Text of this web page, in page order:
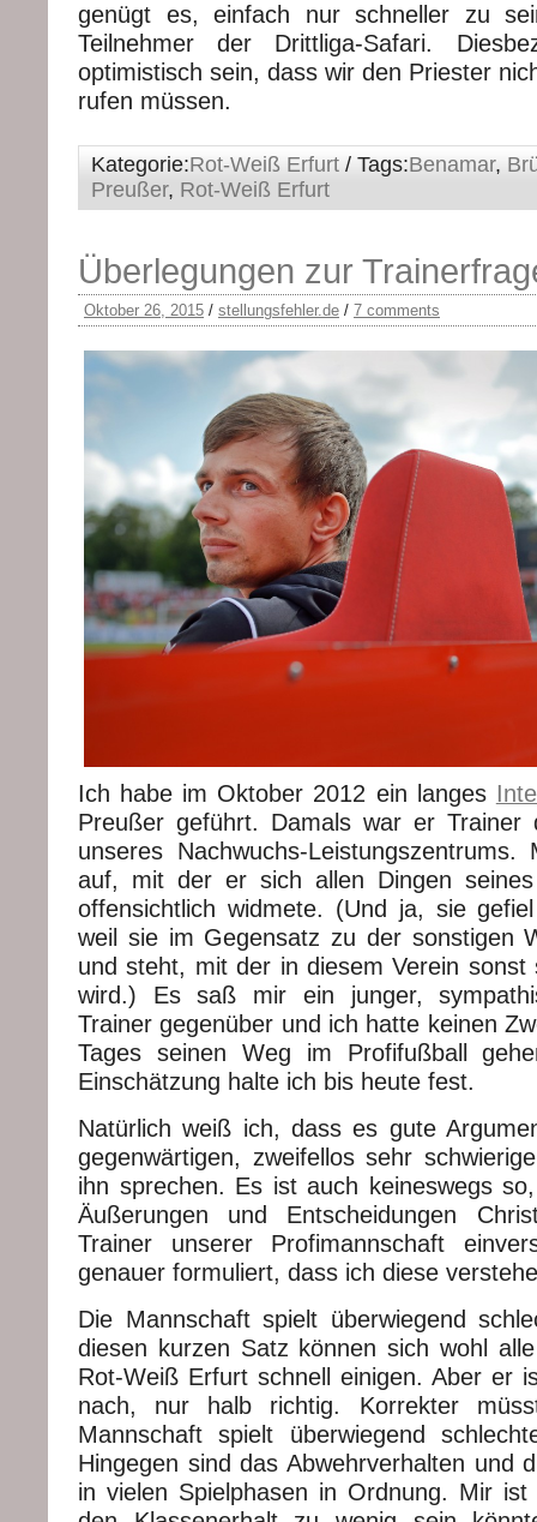
genügt es, einfach nur schneller zu
Teilnehmer der Drittliga-Safari.
optimistisch sein, dass wir den Priester
rufen müssen.
Kategorie:Rot-Weiß Erfurt / Tags:Benamar,
Preußer, Rot-Weiß Erfurt
Überlegungen zur
Oktober 26, 2015 / stellungsfehler.de / 7 comments
Ich habe im Oktober 2012 ein langes
Preußer geführt. Damals war er Trainer
unseres Nachwuchs-
auf, mit der er sich allen Dingen seines
offensichtlich widmete. (Und ja, sie
weil sie im Gegensatz zu der sonstigen
und steht, mit der in diesem Verein sonst
wird.) Es saß mir ein junger,
Trainer gegenüber und ich hatte keinen
Tages seinen Weg im Profifußball
Einschätzung halte ich bis heute fest.
Natürlich weiß ich, dass es gute
gegenwärtigen, zweifellos sehr
ihn sprechen. Es ist auch keineswegs
Äußerungen und Entscheidungen
Trainer unserer Profimannschaft
genauer formuliert, dass ich diese
Die Mannschaft spielt überwiegend
diesen kurzen Satz können sich wohl
Rot-Weiß Erfurt schnell einigen. Aber er
nach, nur halb richtig. Korrekter
Mannschaft spielt überwiegend
Hingegen sind das Abwehrverhalten und
in vielen Spielphasen in Ordnung. Mir